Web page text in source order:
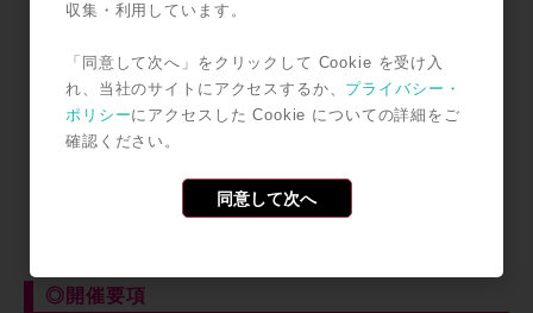
トピック
・Dolby Atmos制作のためのシステム
-制作に必要な機材/設備
-スタジオ規模/目的に合わせたシステムの種類
・Pro Tools 12.8におけるDolby Atmosワークフロー
-Dolby Atmosプラグイン
-Dolby Atmos RMUとの連携
◎開催要項
収集・利用しています。
「同意して次へ」をクリックして Cookie を受け入
れ、当社のサイトにアクセスするか、 プライバシー・
ポリシーにアクセスした Cookie についての詳細をご
確認ください。
同意して次へ